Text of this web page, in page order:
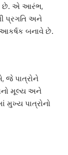
છે. એ આરંભ,
પ્રગતિ અને
આકર્ષક બનાવે છે.
જે પાત્રોને
મૂલ્ય અને
મુખ્ય પાત્રોનો